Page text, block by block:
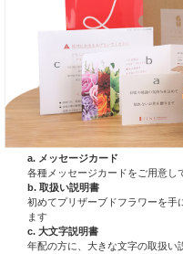
a. メッセージカード
各種メッセージカードをご用意し
b. 取扱い説明書
初めてプリザーブドフラワーを手
ます
c. 大文字説明書
年配の方に、大きな文字の取扱い